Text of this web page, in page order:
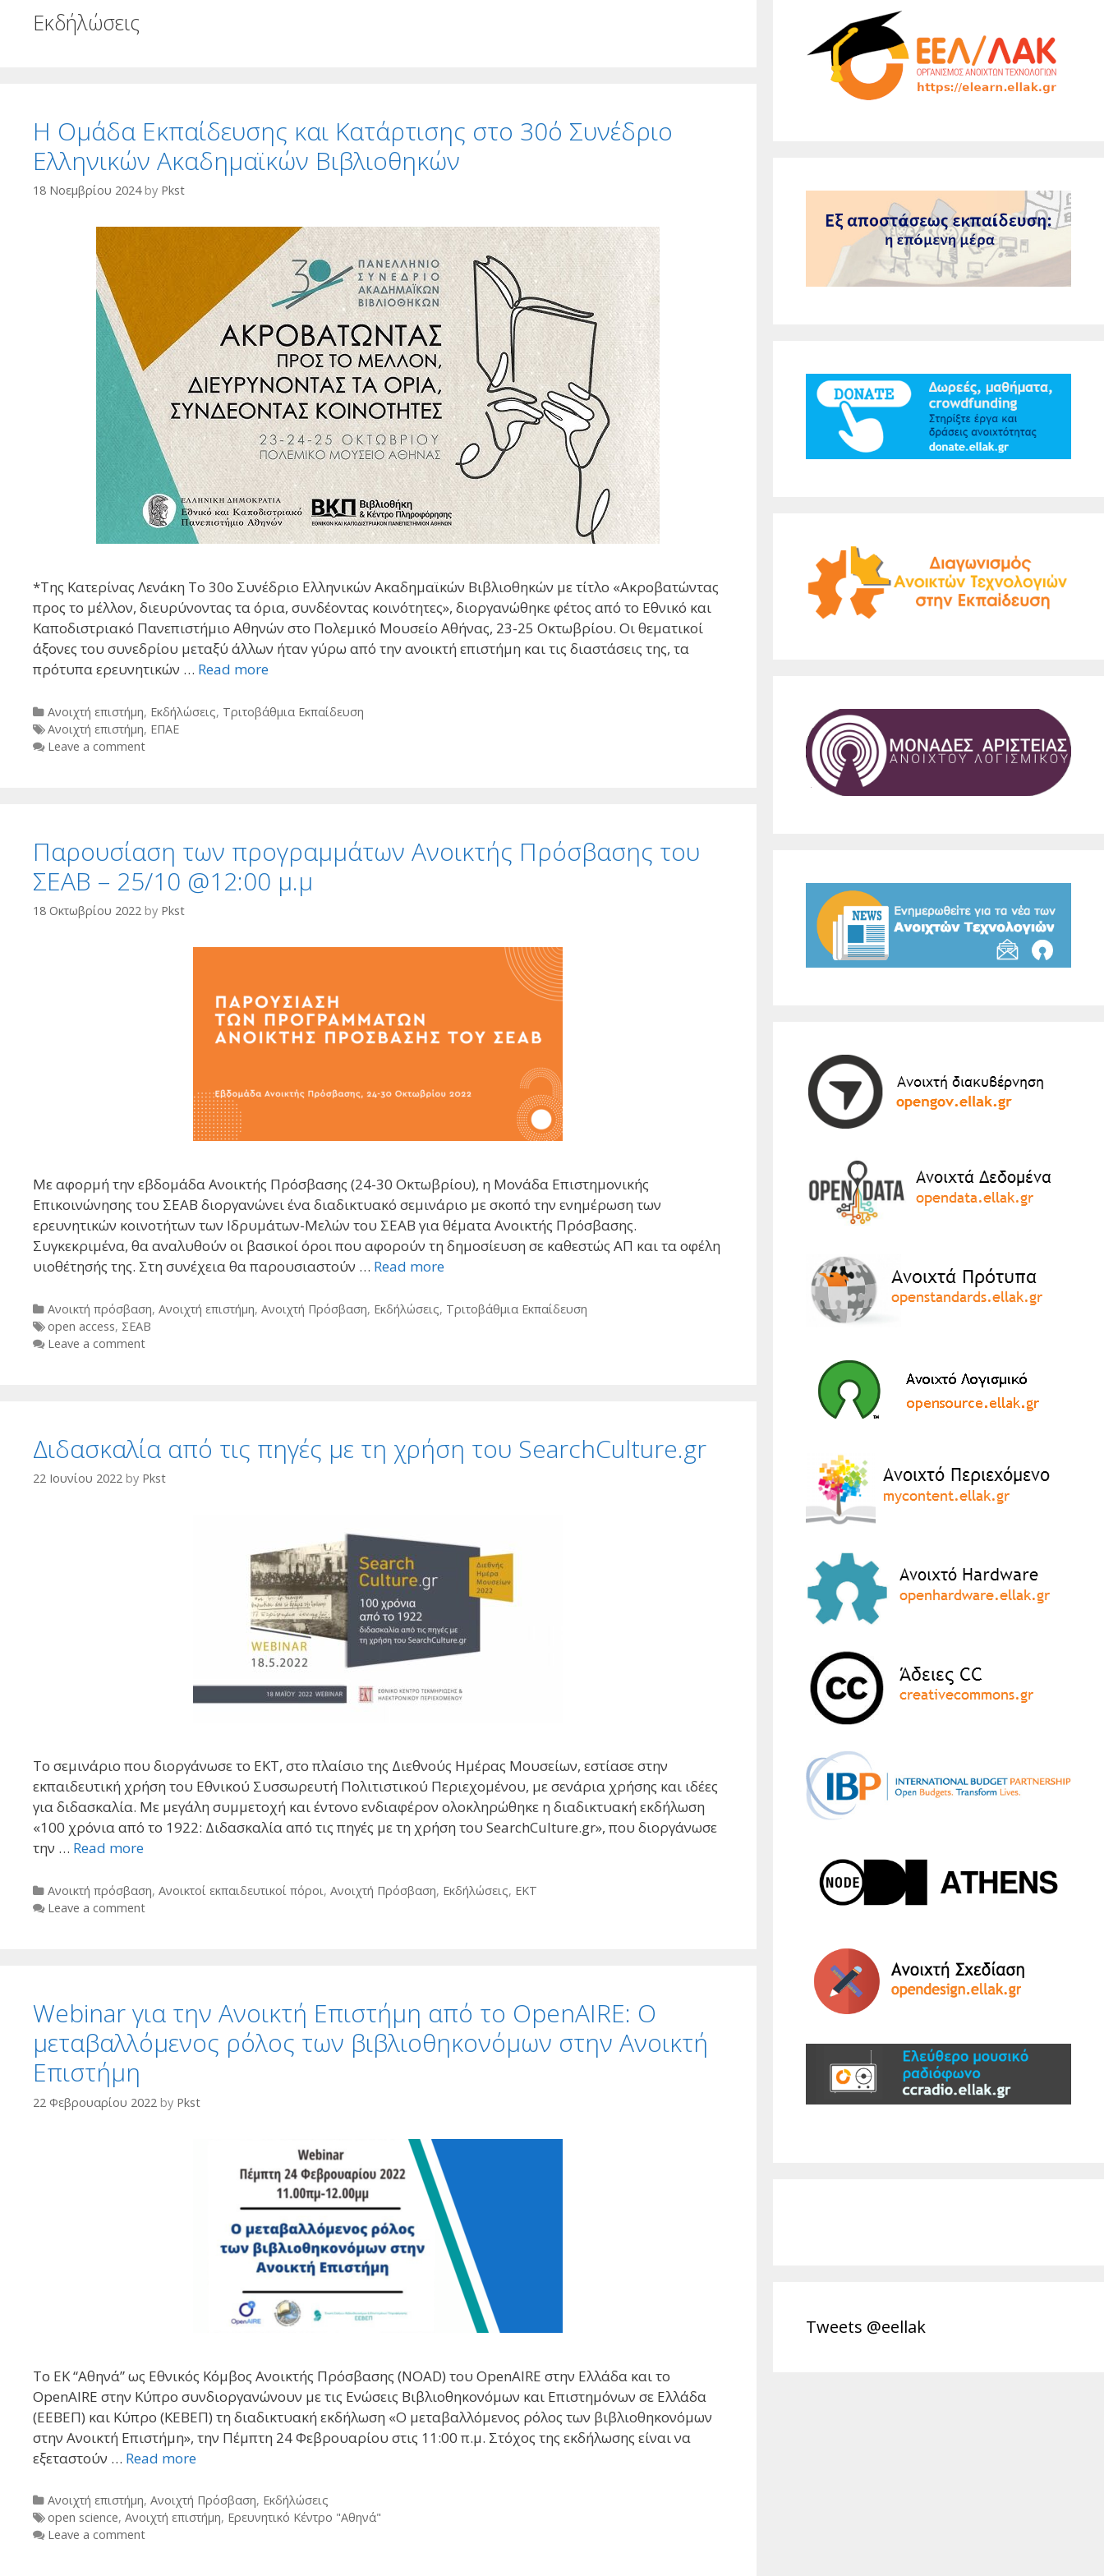
Εκδήλώσεις
Η Ομάδα Εκπαίδευσης και Κατάρτισης στο 30ό Συνέδριο
Ελληνικών Ακαδημαϊκών Βιβλιοθηκών
18 Νοεμβρίου 2024 by Pkst
*Της Κατερίνας Λενάκη Το 30ο Συνέδριο Ελληνικών Ακαδημαϊκών Βιβλιοθηκών με τίτλο «Ακροβατώντας
προς το μέλλον, διευρύνοντας τα όρια, συνδέοντας κοινότητες», διοργανώθηκε φέτος από το Εθνικό και
Καποδιστριακό Πανεπιστήμιο Αθηνών στο Πολεμικό Μουσείο Αθήνας, 23-25 Οκτωβρίου. Οι θεματικοί
άξονες του συνεδρίου μεταξύ άλλων ήταν γύρω από την ανοικτή επιστήμη και τις διαστάσεις της, τα
πρότυπα ερευνητικών … Read more
Categories
Ανοιχτή επιστήμη, Εκδήλώσεις, Τριτοβάθμια Εκπαίδευση
Tags
Ανοιχτή επιστήμη, ΕΠΑΕ
Leave a comment
Παρουσίαση των προγραμμάτων Ανοικτής Πρόσβασης του
ΣΕΑΒ – 25/10 @12:00 μ.μ
18 Οκτωβρίου 2022 by Pkst
Mε αφορμή την εβδομάδα Ανοικτής Πρόσβασης (24-30 Οκτωβρίου), η Μονάδα Επιστημονικής
Επικοινώνησης του ΣΕΑΒ διοργανώνει ένα διαδικτυακό σεμινάριο με σκοπό την ενημέρωση των
ερευνητικών κοινοτήτων των Ιδρυμάτων-Μελών του ΣΕΑΒ για θέματα Ανοικτής Πρόσβασης.
Συγκεκριμένα, θα αναλυθούν οι βασικοί όροι που αφορούν τη δημοσίευση σε καθεστώς ΑΠ και τα οφέλη
υιοθέτησής της. Στη συνέχεια θα παρουσιαστούν … Read more
Categories
Ανοικτή πρόσβαση, Ανοιχτή επιστήμη, Ανοιχτή Πρόσβαση, Εκδήλώσεις, Τριτοβάθμια Εκπαίδευση
Tags
open access, ΣΕΑΒ
Leave a comment
Διδασκαλία από τις πηγές με τη χρήση του SearchCulture.gr
22 Ιουνίου 2022 by Pkst
Το σεμινάριο που διοργάνωσε το ΕΚΤ, στο πλαίσιο της Διεθνούς Ημέρας Μουσείων, εστίασε στην
εκπαιδευτική χρήση του Εθνικού Συσσωρευτή Πολιτιστικού Περιεχομένου, με σενάρια χρήσης και ιδέες
για διδασκαλία. Με μεγάλη συμμετοχή και έντονο ενδιαφέρον ολοκληρώθηκε η διαδικτυακή εκδήλωση
«100 χρόνια από το 1922: Διδασκαλία από τις πηγές με τη χρήση του SearchCulture.gr», που διοργάνωσε
την … Read more
Categories
Ανοικτή πρόσβαση, Ανοικτοί εκπαιδευτικοί πόροι, Ανοιχτή Πρόσβαση, Εκδήλώσεις, ΕΚΤ
Leave a comment
Webinar για την Ανοικτή Επιστήμη από το OpenAIRE: Ο
μεταβαλλόμενος ρόλος των βιβλιοθηκονόμων στην Ανοικτή
Επιστήμη
22 Φεβρουαρίου 2022 by Pkst
Το ΕΚ “Αθηνά” ως Εθνικός Κόμβος Ανοικτής Πρόσβασης (NOAD) του OpenAIRE στην Ελλάδα και το
OpenAIRE στην Κύπρο συνδιοργανώνουν με τις Ενώσεις Βιβλιοθηκονόμων και Επιστημόνων σε Ελλάδα
(ΕΕΒΕΠ) και Κύπρο (ΚΕΒΕΠ) τη διαδικτυακή εκδήλωση «Ο μεταβαλλόμενος ρόλος των βιβλιοθηκονόμων
στην Ανοικτή Επιστήμη», την Πέμπτη 24 Φεβρουαρίου στις 11:00 π.μ. Στόχος της εκδήλωσης είναι να
εξεταστούν … Read more
Categories
Ανοιχτή επιστήμη, Ανοιχτή Πρόσβαση, Εκδήλώσεις
Tags
open science, Ανοιχτή επιστήμη, Ερευνητικό Κέντρο "Αθηνά"
Leave a comment
Tweets @eellak